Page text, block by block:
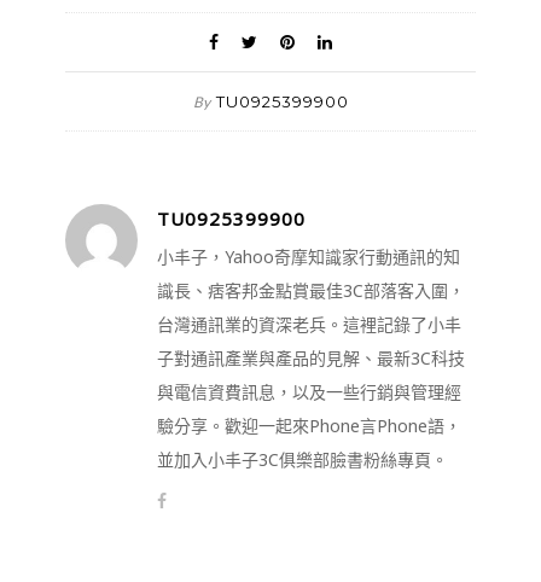
By TU0925399900
TU0925399900
小丰子，Yahoo奇摩知識家行動通訊的知
識長、痞客邦金點賞最佳3C部落客入圍，
台灣通訊業的資深老兵。這裡記錄了小丰
子對通訊產業與產品的見解、最新3C科技
與電信資費訊息，以及一些行銷與管理經
驗分享。歡迎一起來Phone言Phone語，
並加入小丰子3C俱樂部臉書粉絲專頁。